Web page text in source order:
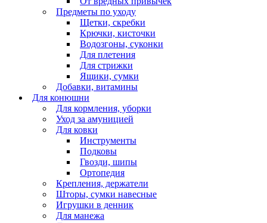
Предметы по уходу
Щетки, скребки
Крючки, кисточки
Водозгоны, суконки
Для плетения
Для стрижки
Ящики, сумки
Добавки, витамины
Для конюшни
Для кормления, уборки
Уход за амуницией
Для ковки
Инструменты
Подковы
Гвозди, шипы
Ортопедия
Крепления, держатели
Шторы, сумки навесные
Игрушки в денник
Для манежа